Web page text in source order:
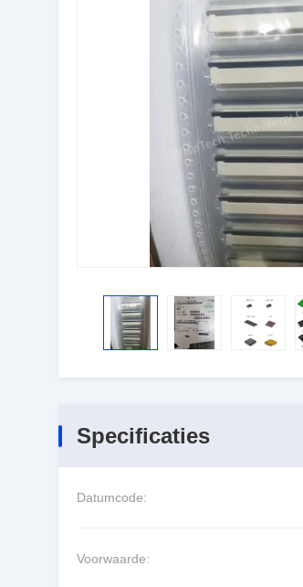
Specificaties
Datumcode:
Voorwaarde: